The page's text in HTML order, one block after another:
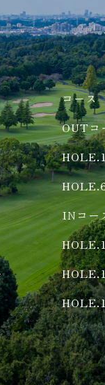
コース
OUTコ
INコー